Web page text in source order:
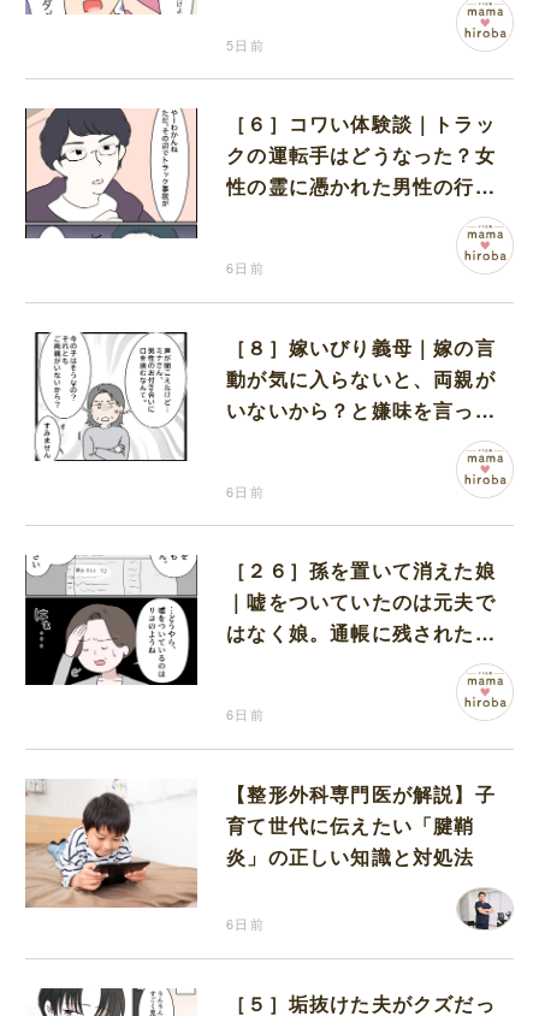
5日前
［６］コワい体験談｜トラッ
クの運転手はどうなった？女
性の霊に憑かれた男性の行方
6日前
［８］嫁いびり義母｜嫁の言
動が気に入らないと、両親が
いないから？と嫌味を言って
6日前
［２６］孫を置いて消えた娘
｜嘘をついていたのは元夫で
はなく娘。通帳に残された記
録がすべてを物語っていた
6日前
【整形外科専門医が解説】子
育て世代に伝えたい「腱鞘
炎」の正しい知識と対処法
6日前
［５］垢抜けた夫がクズだっ